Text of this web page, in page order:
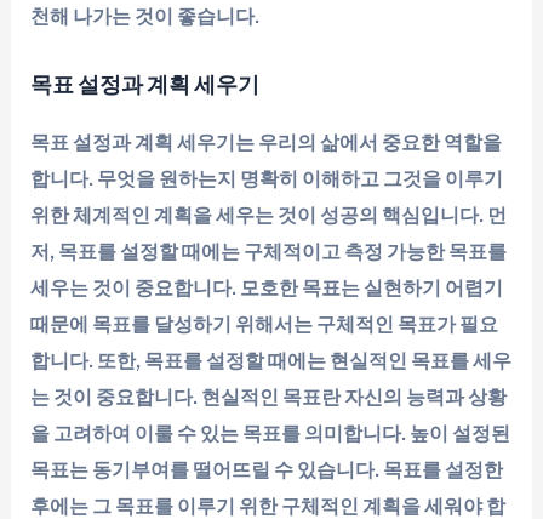
천해 나가는 것이 좋습니다.
목표 설정과 계획 세우기
목표 설정과 계획 세우기는 우리의 삶에서 중요한 역할을
합니다. 무엇을 원하는지 명확히 이해하고 그것을 이루기
위한 체계적인 계획을 세우는 것이 성공의 핵심입니다. 먼
저, 목표를 설정할 때에는 구체적이고 측정 가능한 목표를
세우는 것이 중요합니다. 모호한 목표는 실현하기 어렵기
때문에 목표를 달성하기 위해서는 구체적인 목표가 필요
합니다. 또한, 목표를 설정할 때에는 현실적인 목표를 세우
는 것이 중요합니다. 현실적인 목표란 자신의 능력과 상황
을 고려하여 이룰 수 있는 목표를 의미합니다. 높이 설정된
목표는 동기부여를 떨어뜨릴 수 있습니다. 목표를 설정한
후에는 그 목표를 이루기 위한 구체적인 계획을 세워야 합